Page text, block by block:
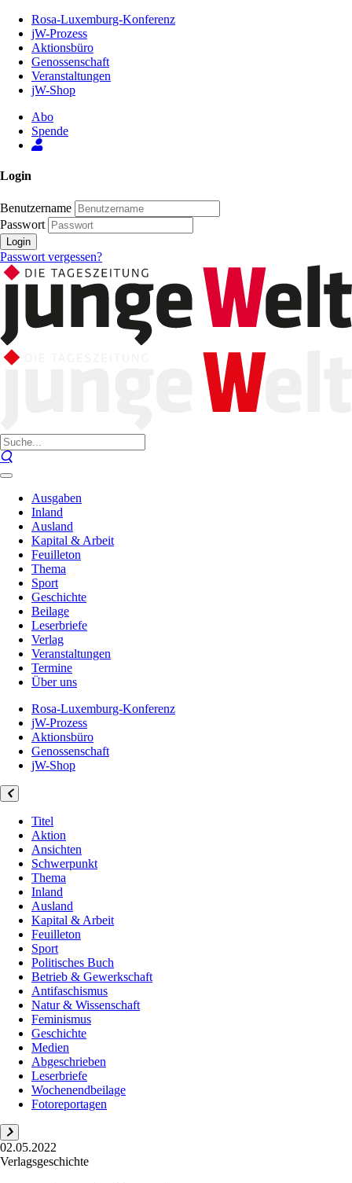
Inhalt
Seite
Rosa-Luxemburg-Konferenz
jW-Prozess
Aktionsbüro
Genossenschaft
Veranstaltungen
jW-Shop
Abo
Spende
Login
Benutzername
Passwort
Login
Passwort vergessen?
Ausgaben
Inland
Ausland
Kapital & Arbeit
Feuilleton
Thema
Sport
Geschichte
Beilage
Leserbriefe
Verlag
Veranstaltungen
Termine
Über uns
Rosa-Luxemburg-Konferenz
jW-Prozess
Aktionsbüro
Genossenschaft
jW-Shop
Titel
Aktion
Ansichten
Schwerpunkt
Thema
Inland
Ausland
Kapital & Arbeit
Feuilleton
Sport
Politisches Buch
Betrieb & Gewerkschaft
Antifaschismus
Natur & Wissenschaft
Feminismus
Geschichte
Medien
Abgeschrieben
Leserbriefe
Wochenendbeilage
Fotoreportagen
02.05.2022
Verlagsgeschichte